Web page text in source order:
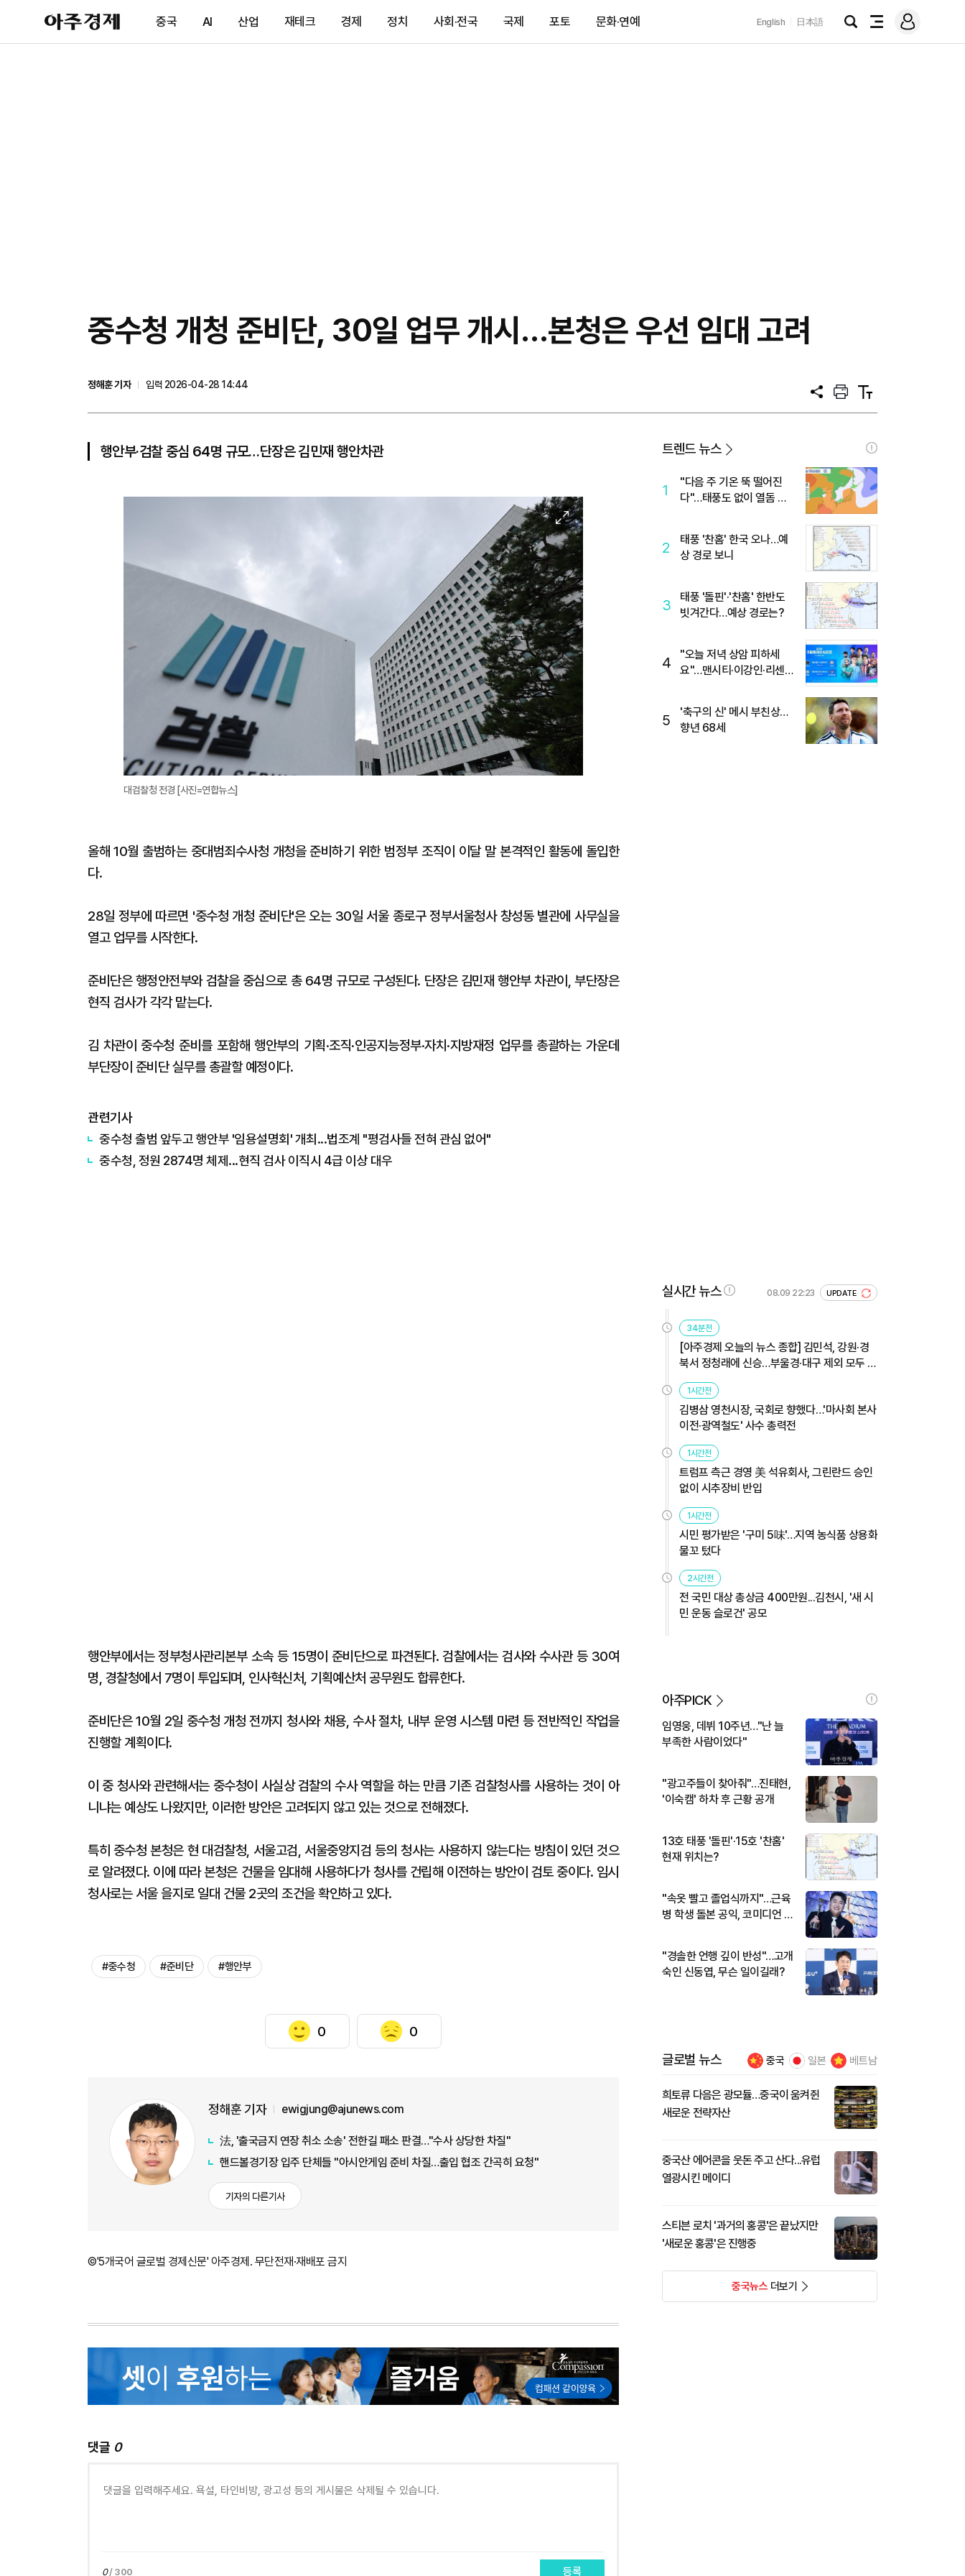
아
주
제
중국 AI 산업 재테크 경제 정치 사회·전국 국제 포토 문화·연예 English 日本語
검
전
메
그
중수청 개청 준비단, 30일 업무 개시…본청은 우선 임대 고려
정해훈 기자
입력 2026-04-28 14:44
공
프
트
텍
트
행안부·검찰 중심 64명 규모…단장은 김민재 행안차관
이
미
지
확
대
대검찰청 전경 [사진=연합뉴스]
올해 10월 출범하는 중대범죄수사청 개청을 준비하기 위한 범정부 조직이 이달 말 본격적인 활동에 돌입한
다.
28일 정부에 따르면 '중수청 개청 준비단'은 오는 30일 서울 종로구 정부서울청사 창성동 별관에 사무실을
열고 업무를 시작한다.
준비단은 행정안전부와 검찰을 중심으로 총 64명 규모로 구성된다. 단장은 김민재 행안부 차관이, 부단장은
현직 검사가 각각 맡는다.
김 차관이 중수청 준비를 포함해 행안부의 기획·조직·인공지능정부·자치·지방재정 업무를 총괄하는 가운데
부단장이 준비단 실무를 총괄할 예정이다.
관련기사
중수청 출범 앞두고 행안부 '임용설명회' 개최...법조계 "평검사들 전혀 관심 없어"
중수청, 정원 2874명 체제...현직 검사 이직시 4급 이상 대우
행안부에서는 정부청사관리본부 소속 등 15명이 준비단으로 파견된다. 검찰에서는 검사와 수사관 등 30여
명, 경찰청에서 7명이 투입되며, 인사혁신처, 기획예산처 공무원도 합류한다.
준비단은 10월 2일 중수청 개청 전까지 청사와 채용, 수사 절차, 내부 운영 시스템 마련 등 전반적인 작업을
진행할 계획이다.
이 중 청사와 관련해서는 중수청이 사실상 검찰의 수사 역할을 하는 만큼 기존 검찰청사를 사용하는 것이 아
니냐는 예상도 나왔지만, 이러한 방안은 고려되지 않고 있는 것으로 전해졌다.
특히 중수청 본청은 현 대검찰청, 서울고검, 서울중앙지검 등의 청사는 사용하지 않는다는 방침이 있던 것으
로 알려졌다. 이에 따라 본청은 건물을 임대해 사용하다가 청사를 건립해 이전하는 방안이 검토 중이다. 임시
청사로는 서울 을지로 일대 건물 2곳의 조건을 확인하고 있다.
#중수청 #준비단 #행안부
0 0
정해훈 기자 ewigjung@ajunews.com
法, '출국금지 연장 취소 소송' 전한길 패소 판결…"수사 상당한 차질"
핸드볼경기장 입주 단체들 "아시안게임 준비 차질…출입 협조 간곡히 요청"
기자의 다른기사
©'5개국어 글로벌 경제신문' 아주경제. 무단전재·재배포 금지
댓글 0
0/ 300 등록
트렌드 뉴스
1
"다음 주 기온 뚝 떨어진
다"…태풍도 없이 열돔 박
2
태풍 '찬홈' 한국 오나…예
상 경로 보니
3
태풍 '돌핀'·'찬홈' 한반도
빗겨간다…예상 경로는?
4
"오늘 저녁 상암 피하세
요"…맨시티·이강인·리센느
5
'축구의 신' 메시 부친상…
향년 68세
실시간 뉴스 08.09 22:23 UPDATE
34분전
[아주경제 오늘의 뉴스 종합] 김민석, 강원·경
북서 정청래에 신승…부울경·대구 제외 모두 웃
었다 外
1시간전
김병삼 영천시장, 국회로 향했다…'마사회 본사
이전·광역철도' 사수 총력전
1시간전
트럼프 측근 경영 美 석유회사, 그린란드 승인
없이 시추장비 반입
1시간전
시민 평가받은 '구미 5味'…지역 농식품 상용화
물꼬 텄다
2시간전
전 국민 대상 총상금 400만원...김천시, '새 시
민 운동 슬로건' 공모
아주PICK
임영웅, 데뷔 10주년…"난 늘
부족한 사람이었다"
"광고주들이 찾아줘"…진태현,
'이숙캠' 하차 후 근황 공개
13호 태풍 '돌핀'·15호 '찬홈'
현재 위치는?
"속옷 빨고 졸업식까지"…근육
병 학생 돌본 공익, 코미디언 김
"경솔한 언행 깊이 반성"…고개
숙인 신동엽, 무슨 일이길래?
글로벌 뉴스 중국 일본 베트남
희토류 다음은 광모듈…중국이 움켜쥔
새로운 전략자산
중국산 에어콘을 웃돈 주고 산다...유럽
열광시킨 메이디
스티븐 로치 '과거의 홍콩'은 끝났지만
'새로운 홍콩'은 진행중
중국뉴스더보기